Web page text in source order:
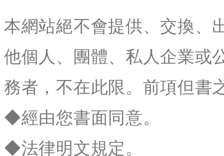
本網站絕不會提供、交換、
他個人、團體、私人企業或
務者，不在此限。前項但書
◆經由您書面同意。
◆法律明文規定。